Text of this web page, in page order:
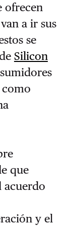
ofrecen
a ir sus
se
Silicon
como
que
y el